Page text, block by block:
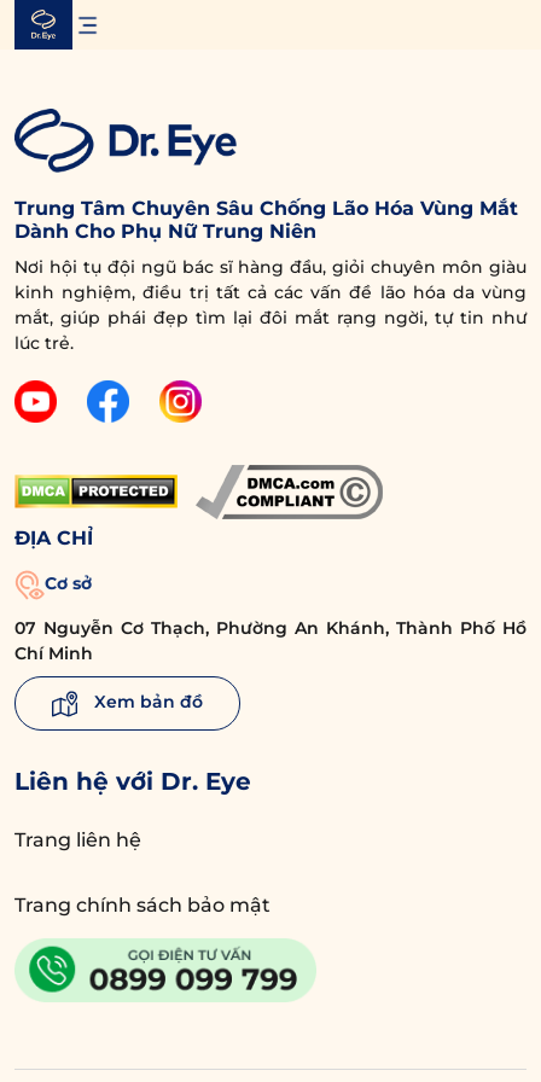
Skip
Trung Tâm Chuyên Sâu Chống Lão Hóa Vùng Mắt
Dành Cho Phụ Nữ Trung Niên
Nơi hội tụ đội ngũ bác sĩ hàng đầu, giỏi chuyên môn giàu
kinh nghiệm, điều trị tất cả các vấn đề lão hóa da vùng
mắt, giúp phái đẹp tìm lại đôi mắt rạng ngời, tự tin như
lúc trẻ.
ĐỊA CHỈ
Cơ sở
07 Nguyễn Cơ Thạch, Phường An Khánh, Thành Phố Hồ
Chí Minh
Xem bản đồ
Liên hệ với Dr. Eye
Trang liên hệ
Trang chính sách bảo mật